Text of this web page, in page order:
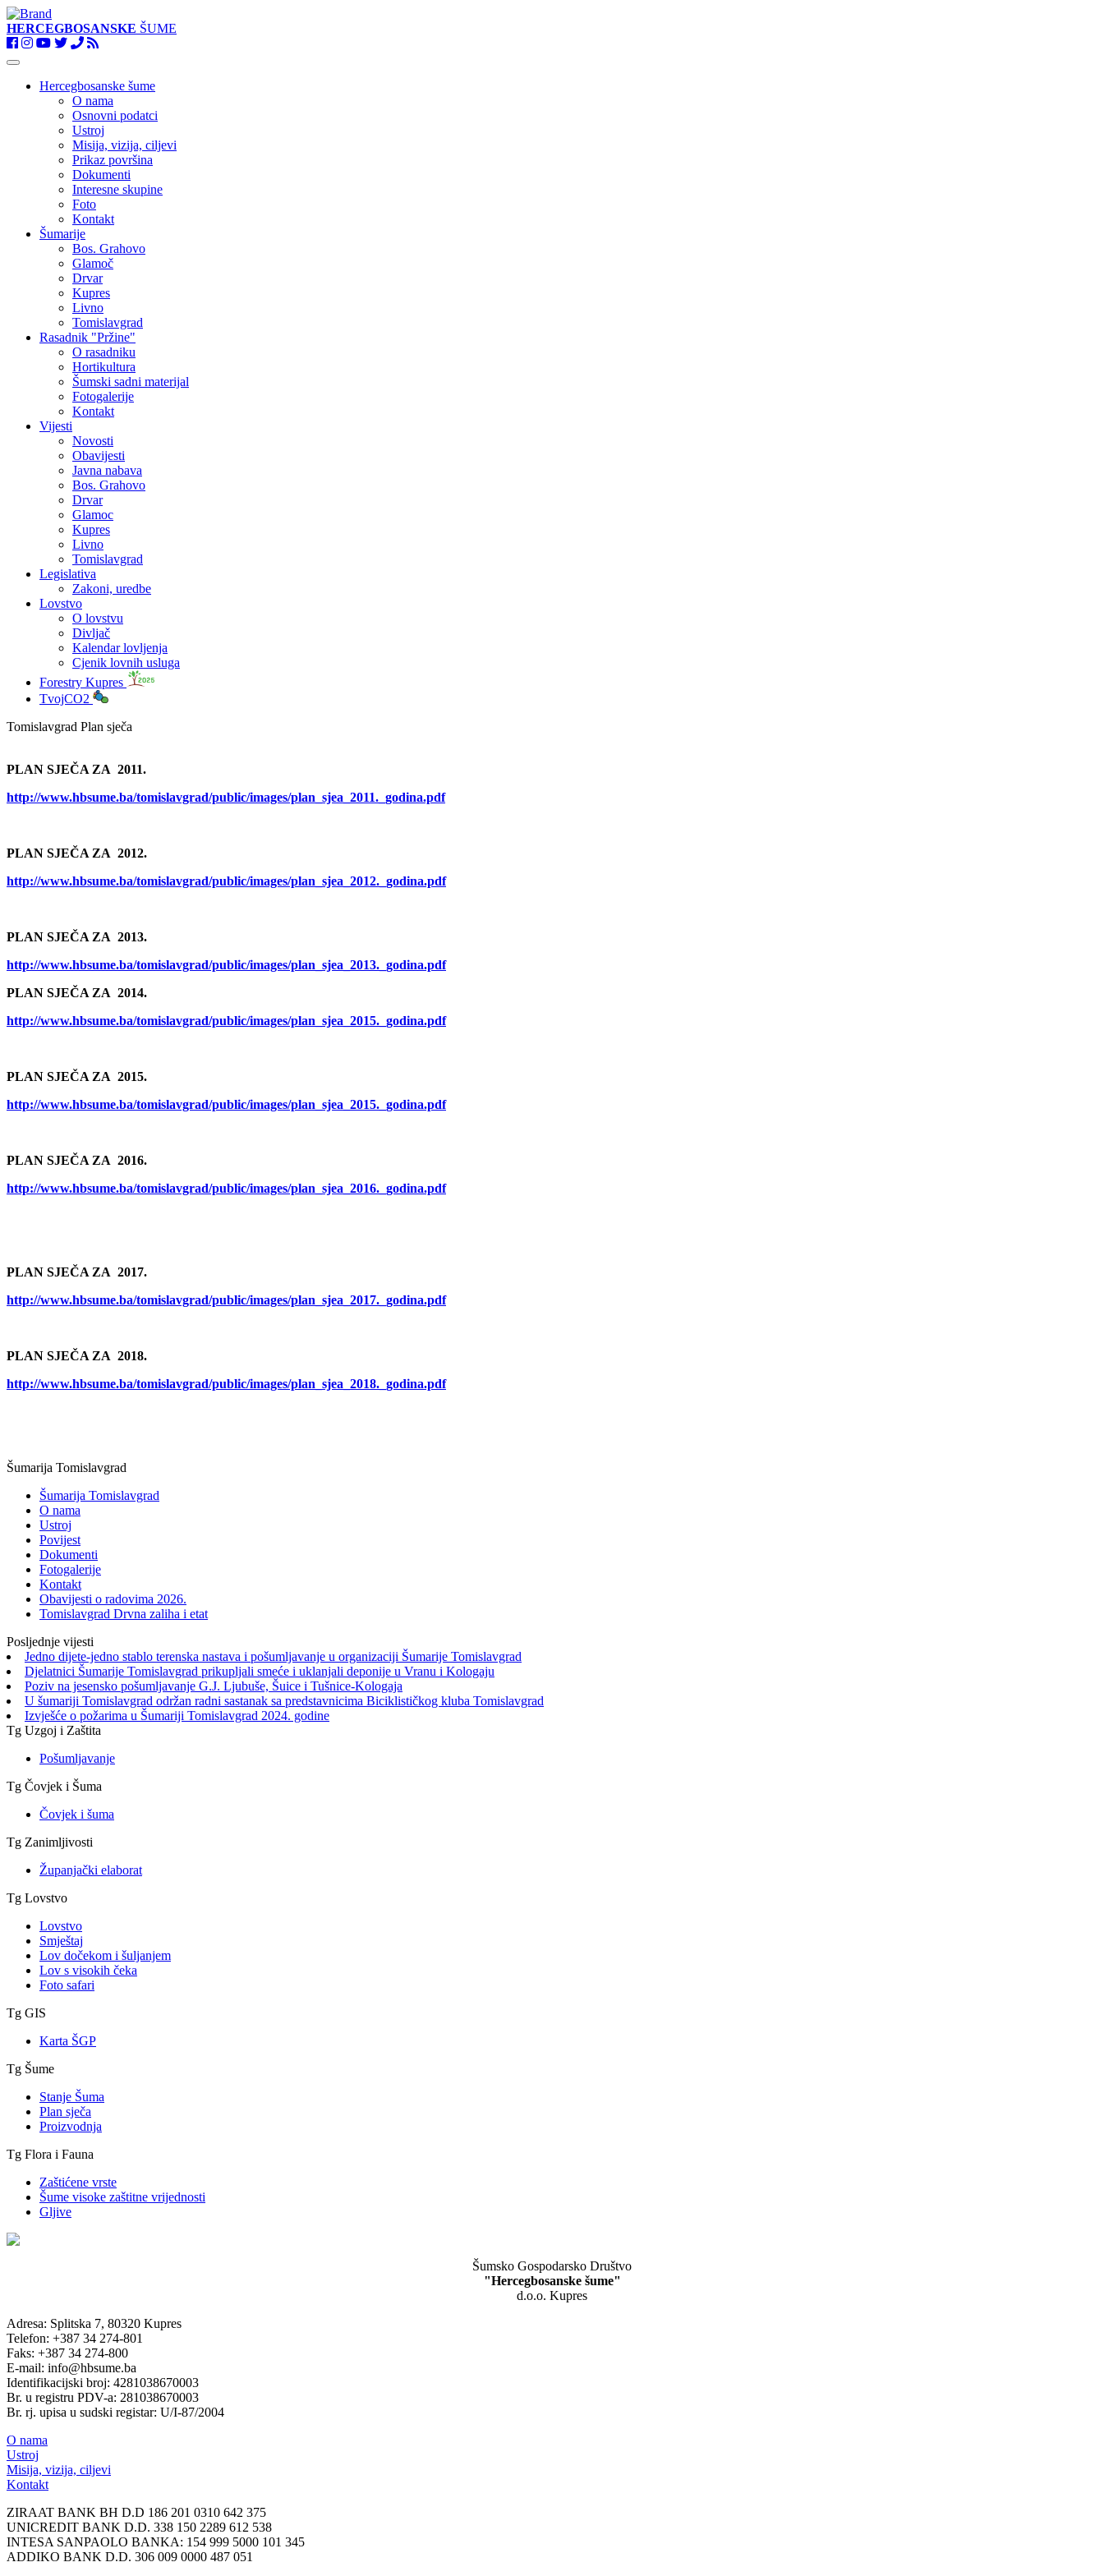
HERCEGBOSANSKE ŠUME
Toggle
navigationHercegbosanske šume
O nama
Osnovni podatci
Ustroj
Misija, vizija, ciljevi
Prikaz površina
Dokumenti
Interesne skupine
Foto
Kontakt
Šumarije
Bos. Grahovo
Glamoč
Drvar
Kupres
Livno
Tomislavgrad
Rasadnik "Pržine"
O rasadniku
Hortikultura
Šumski sadni materijal
Fotogalerije
Kontakt
Vijesti
Novosti
Obavijesti
Javna nabava
Bos. Grahovo
Drvar
Glamoc
Kupres
Livno
Tomislavgrad
Legislativa
Zakoni, uredbe
Lovstvo
O lovstvu
Divljač
Kalendar lovljenja
Cjenik lovnih usluga
Forestry Kupres
TvojCO2
Tomislavgrad Plan sječa
PLAN SJEČA ZA 2011.
http://www.hbsume.ba/tomislavgrad/public/images/plan_sjea_2011._godina.pdf
PLAN SJEČA ZA 2012.
http://www.hbsume.ba/tomislavgrad/public/images/plan_sjea_2012._godina.pdf
PLAN SJEČA ZA 2013.
http://www.hbsume.ba/tomislavgrad/public/images/plan_sjea_2013._godina.pdf
PLAN SJEČA ZA 2014.
http://www.hbsume.ba/tomislavgrad/public/images/plan_sjea_2015._godina.pdf
PLAN SJEČA ZA 2015.
http://www.hbsume.ba/tomislavgrad/public/images/plan_sjea_2015._godina.pdf
PLAN SJEČA ZA 2016.
http://www.hbsume.ba/tomislavgrad/public/images/plan_sjea_2016._godina.pdf
PLAN SJEČA ZA 2017.
http://www.hbsume.ba/tomislavgrad/public/images/plan_sjea_2017._godina.pdf
PLAN SJEČA ZA 2018.
http://www.hbsume.ba/tomislavgrad/public/images/plan_sjea_2018._godina.pdf
Šumarija Tomislavgrad
Šumarija Tomislavgrad
O nama
Ustroj
Povijest
Dokumenti
Fotogalerije
Kontakt
Obavijesti o radovima 2026.
Tomislavgrad Drvna zaliha i etat
Posljednje vijesti
Jedno dijete-jedno stablo terenska nastava i pošumljavanje u organizaciji Šumarije Tomislavgrad
Djelatnici Šumarije Tomislavgrad prikupljali smeće i uklanjali deponije u Vranu i Kologaju
Poziv na jesensko pošumljavanje G.J. Ljubuše, Šuice i Tušnice-Kologaja
U šumariji Tomislavgrad održan radni sastanak sa predstavnicima Biciklističkog kluba Tomislavgrad
Izvješće o požarima u Šumariji Tomislavgrad 2024. godine
Tg Uzgoj i Zaštita
Pošumljavanje
Tg Čovjek i Šuma
Čovjek i šuma
Tg Zanimljivosti
Županjački elaborat
Tg Lovstvo
Lovstvo
Smještaj
Lov dočekom i šuljanjem
Lov s visokih čeka
Foto safari
Tg GIS
Karta ŠGP
Tg Šume
Stanje Šuma
Plan sječa
Proizvodnja
Tg Flora i Fauna
Zaštićene vrste
Šume visoke zaštitne vrijednosti
Gljive
Šumsko Gospodarsko Društvo
"Hercegbosanske šume"
d.o.o. Kupres
Adresa: Splitska 7, 80320 Kupres
Telefon: +387 34 274-801
Faks: +387 34 274-800
E-mail: info@hbsume.ba
Identifikacijski broj: 4281038670003
Br. u registru PDV-a: 281038670003
Br. rj. upisa u sudski registar: U/I-87/2004
O nama
Ustroj
Misija, vizija, ciljevi
Kontakt
ZIRAAT BANK BH D.D 186 201 0310 642 375
UNICREDIT BANK D.D. 338 150 2289 612 538
INTESA SANPAOLO BANKA: 154 999 5000 101 345
ADDIKO BANK D.D. 306 009 0000 487 051